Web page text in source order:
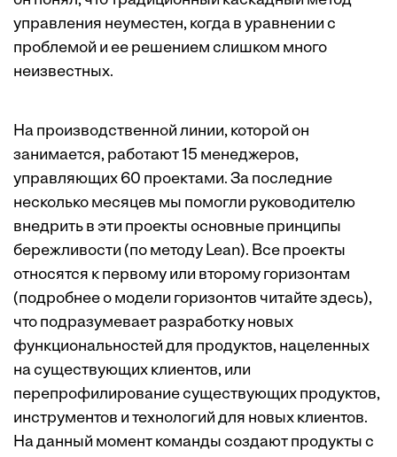
управления неуместен, когда в уравнении с
проблемой и ее решением слишком много
неизвестных.
На производственной линии, которой он
занимается, работают 15 менеджеров,
управляющих 60 проектами. За последние
несколько месяцев мы помогли руководителю
внедрить в эти проекты основные принципы
бережливости (по методу Lean). Все проекты
относятся к первому или второму горизонтам
(подробнее о модели горизонтов читайтездесь),
что подразумевает разработку новых
функциональностей для продуктов, нацеленных
на существующих клиентов, или
перепрофилирование существующих продуктов,
инструментов и технологий для новых клиентов.
На данный момент команды создают продукты с